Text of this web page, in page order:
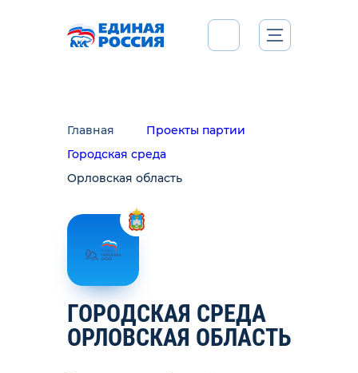
Главная
Проекты партии
Городская среда
Орловская область
ГОРОДСКАЯ СРЕДА
ОРЛОВСКАЯ ОБЛАСТЬ